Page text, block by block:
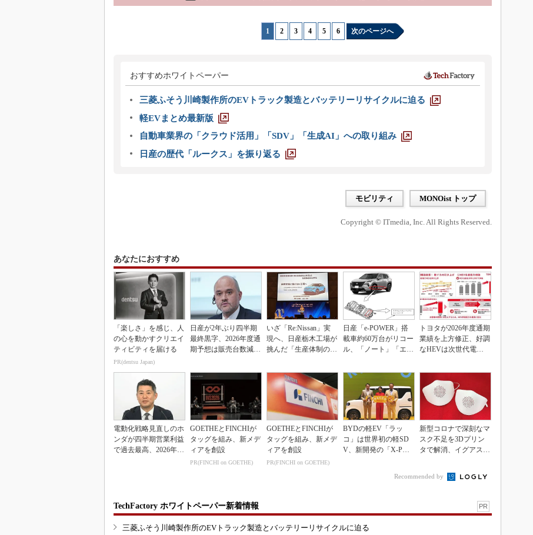
1 2 3 4 5 6 次のページへ
おすすめホワイトペーパー
三菱ふそう川崎製作所のEVトラック製造とバッテリーリサイクルに迫る
軽EVまとめ最新版
自動車業界の「クラウド活用」「SDV」「生成AI」への取り組み
日産の歴代「ルークス」を振り返る
モビリティ MONOist トップ
Copyright © ITmedia, Inc. All Rights Reserved.
あなたにおすすめ
「楽しさ」を感じ、人
の心を動かすクリエイ
ティビティを届ける
PR(dentsu Japan)
日産が2年ぶり四半期
最終黒字、2026年度通
期予想は販売台数減も
いざ「Re:Nissan」実
現へ、日産栃木工場が
挑んだ「生産体制の比
日産「e-POWER」搭
載車約60万台がリコー
ル、「ノート」「エク
トヨタが2026年度通期
業績を上方修正、好調
なHEVは次世代電池
電動化戦略見直しのホ
ンダが四半期営業利益
で過去最高、2026年度
GOETHEとFINCHIが
タッグを組み、新メデ
ィアを創設
PR(FINCHI on GOETHE)
GOETHEとFINCHIが
タッグを組み、新メデ
ィアを創設
PR(FINCHI on GOETHE)
BYDの軽EV「ラッ
コ」は世界初の軽SD
V、新開発の「X-PAC
新型コロナで深刻なマ
スク不足を3Dプリン
タで解消、イグアスが
Recommended by
TechFactory ホワイトペーパー新着情報 PR
三菱ふそう川崎製作所のEVトラック製造とバッテリーリサイクルに迫る